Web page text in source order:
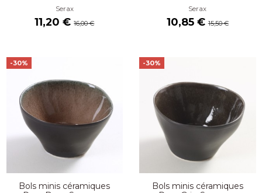
Serax
11,20 €16,00 €
Serax
10,85 €15,50 €
-30%
Bols minis céramiques
-30%
Bols minis céramiques